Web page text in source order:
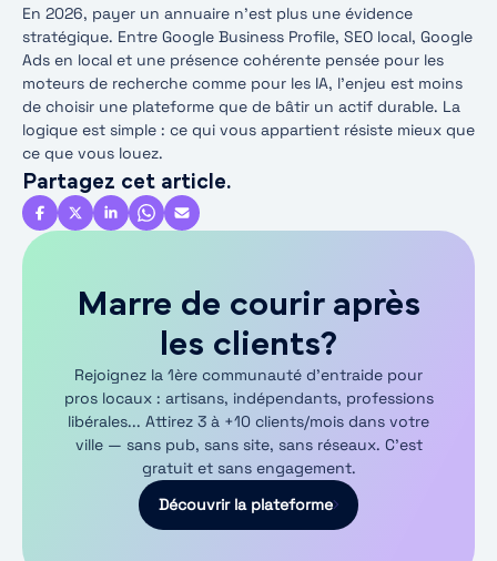
En 2026, payer un annuaire n’est plus une évidence
stratégique. Entre Google Business Profile, SEO local, Google
Ads en local et une présence cohérente pensée pour les
moteurs de recherche comme pour les IA, l’enjeu est moins
de choisir une plateforme que de bâtir un actif durable. La
logique est simple : ce qui vous appartient résiste mieux que
ce que vous louez.
Partagez cet article.
Marre de courir après
les clients?
Rejoignez la 1ère communauté d'entraide pour
pros locaux : artisans, indépendants, professions
libérales... Attirez 3 à +10 clients/mois dans votre
ville — sans pub, sans site, sans réseaux. C’est
gratuit et sans engagement.
Découvrir la plateforme